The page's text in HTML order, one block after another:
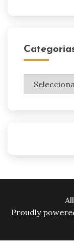
Categorias
Proudly